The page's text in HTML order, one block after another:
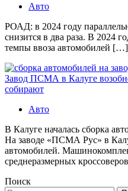
Авто
РОАД: в 2024 году
снизится в два раза. В 2024
темпы ввоза автомобилей […]
Завод ПСМА в Калуге
собирают
Авто
В Калуге началась сборка
На заводе «ПСМА Рус» в
автомобилей.
среднеразмерных
Поиск